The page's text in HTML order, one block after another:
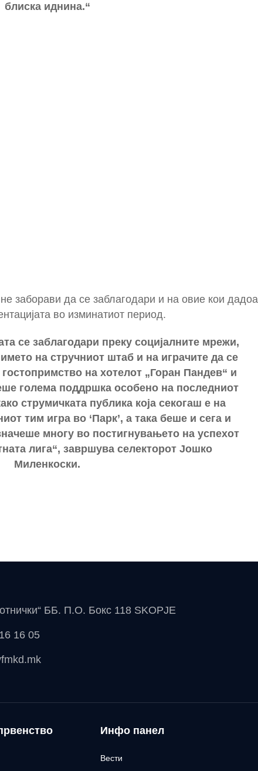
блиска иднина.“
заборави да се заблагодари и на овие кои дадоа
во изминатиот период.
се заблагодари преку социјалните мрежи,
на стручниот штаб и на играчите да се
на хотелот „Горан Пандев“ и
голема поддршка особено на последниот
струмичката публика која секогаш е на
тим игра во ‘Парк’, а така беше и сега и
многу во постигнувањето на успехот
лига“, завршува селекторот Јошко
Миленкоски.
ББ. П.О. Бокс 118 SKOPJE
16 05
Инфо панел
Вести